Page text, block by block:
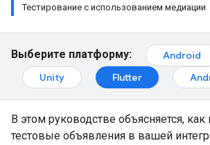
Тестирование с использованием медиации
Выберите платформу: Android
Unity
Flutter
В этом руководстве объясняется,
тестовые объявления в вашей